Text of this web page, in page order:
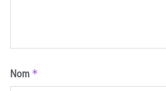
Nom *